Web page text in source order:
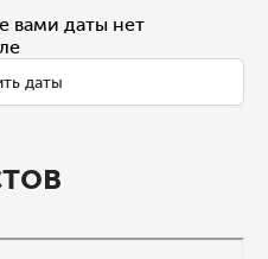
вами даты нет
даты